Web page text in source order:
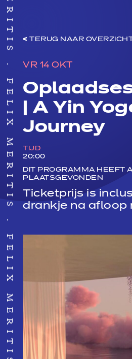
FELIX MERITIS
FELIX MERITIS
TERUG NAAR
VR 14 OKT
| A Yin
Journey
TIJD
20:00
DIT PROGRAMMA HEEFT
PLAATSGEVONDEN
Ticketprijs is
drankje na afloop